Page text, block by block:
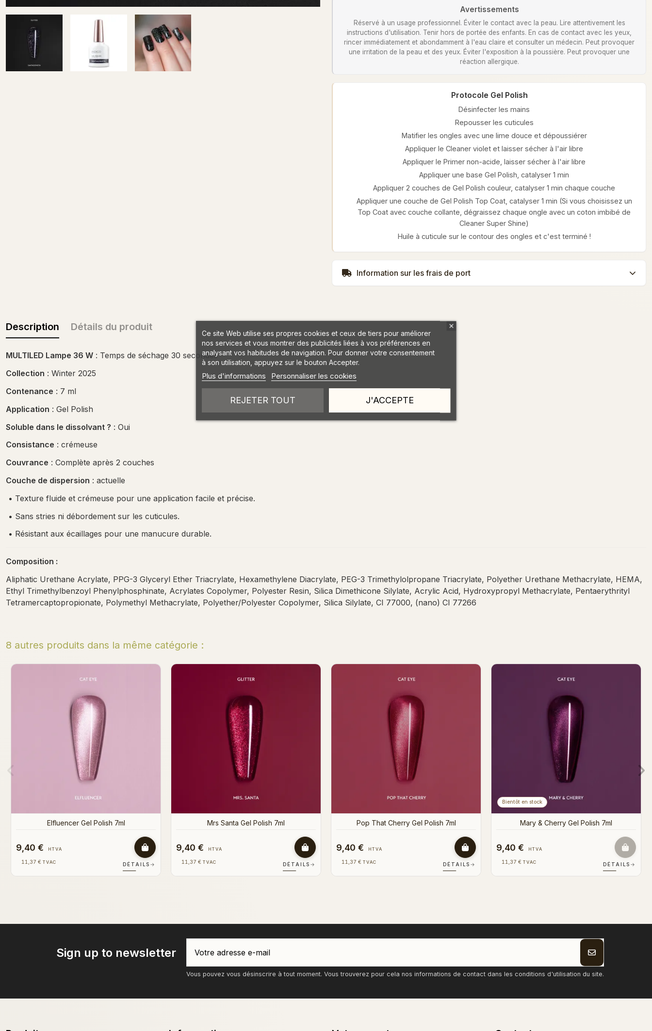
Avertissements
Réservé à un usage professionnel. Éviter le contact avec la peau. Lire attentivement les
instructions d'utilisation. Tenir hors de portée des enfants. En cas de contact avec les yeux,
rincer immédiatement et abondamment à l'eau claire et consulter un médecin. Peut provoquer
une irritation de la peau et des yeux. Éviter l'exposition à la poussière. Peut provoquer une
réaction allergique.
Protocole Gel Polish
Désinfecter les mains
Repousser les cuticules
Matifier les ongles avec une lime douce et dépoussiérer
Appliquer le Cleaner violet et laisser sécher à l'air libre
Appliquer le Primer non-acide, laisser sécher à l'air libre
Appliquer une base Gel Polish, catalyser 1 min
Appliquer 2 couches de Gel Polish couleur, catalyser 1 min chaque couche
Appliquer une couche de Gel Polish Top Coat, catalyser 1 min (Si vous choisissez un
Top Coat avec couche collante, dégraissez chaque ongle avec un coton imbibé de
Cleaner Super Shine)
Huile à cuticule sur le contour des ongles et c'est terminé !
Information sur les frais de port
Description Détails du produit
MULTILED Lampe 36 W : Temps de séchage 30 secondes
Collection : Winter 2025
Contenance : 7 ml
Application : Gel Polish
Soluble dans le dissolvant ? : Oui
Consistance : crémeuse
Couvrance : Complète après 2 couches
Couche de dispersion : actuelle
• Texture fluide et crémeuse pour une application facile et précise.
• Sans stries ni débordement sur les cuticules.
• Résistant aux écaillages pour une manucure durable.
Composition :
Aliphatic Urethane Acrylate, PPG-3 Glyceryl Ether Triacrylate, Hexamethylene Diacrylate, PEG-3 Trimethylolpropane Triacrylate, Polyether Urethane Methacrylate, HEMA,
Ethyl Trimethylbenzoyl Phenylphosphinate, Acrylates Copolymer, Polyester Resin, Silica Dimethicone Silylate, Acrylic Acid, Hydroxypropyl Methacrylate, Pentaerythrityl
Tetramercaptopropionate, Polymethyl Methacrylate, Polyether/Polyester Copolymer, Silica Silylate, CI 77000, (nano) CI 77266
8 autres produits dans la même catégorie :
9,40 € HTVA
11,37 € TVAC DÉTAILS →
9,40 € HTVA
11,37 € TVAC DÉTAILS →
9,40 € HTVA
11,37 € TVAC DÉTAILS →
9,40 € HTVA
11,37 € TVAC DÉTAILS →
Sign up to newsletter
Vous pouvez vous désinscrire à tout moment. Vous trouverez pour cela nos informations de contact dans les conditions d'utilisation du site.
Ce site Web utilise ses propres cookies et ceux de tiers pour améliorer
nos services et vous montrer des publicités liées à vos préférences en
analysant vos habitudes de navigation. Pour donner votre consentement
à son utilisation, appuyez sur le bouton Accepter.
Plus d'informations Personnaliser les cookies
REJETER TOUT J'ACCEPTE